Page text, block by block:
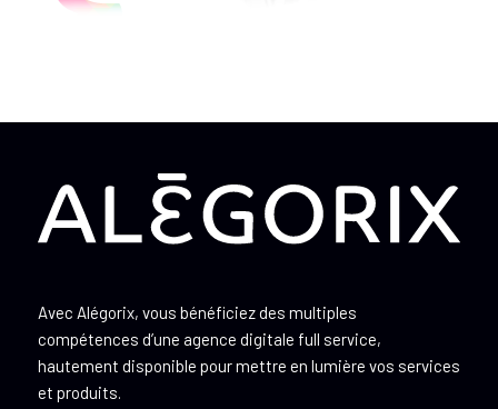
Avec Alégorix, vous bénéficiez des multiples
compétences d’une agence digitale full service,
hautement disponible pour mettre en lumière vos services
et produits.